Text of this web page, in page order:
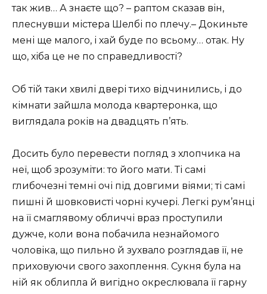
так жив… А знаєте що? – раптом сказав він,
плеснувши містера Шелбі по плечу.– Докиньте
мені ще малого, і хай буде по всьому… отак. Ну
що, хіба це не по справедливості?
Об тій таки хвилі двері тихо відчинились, і до
кімнати зайшла молода квартеронка, що
виглядала років на двадцять п’ять.
Досить було перевести погляд з хлопчика на
неї, щоб зрозуміти: то його мати. Ті самі
глибочезні темні очі під довгими віями; ті самі
пишні й шовковисті чорні кучері. Легкі рум’янці
на її смаглявому обличчі враз проступили
дужче, коли вона побачила незнайомого
чоловіка, що пильно й зухвало розглядав її, не
приховуючи свого захоплення. Сукня була на
ній як облипла й вигідно окреслювала її гарну